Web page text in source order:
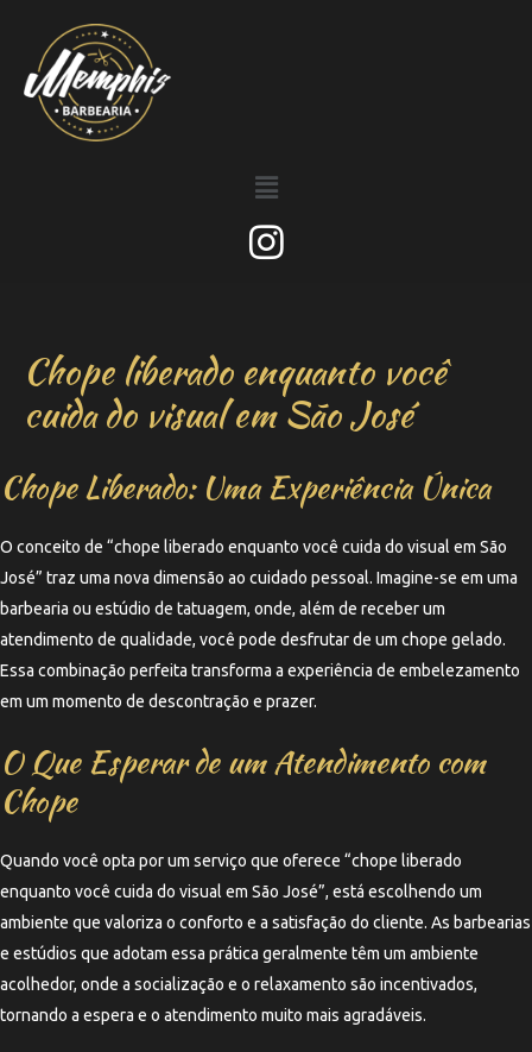
Chope liberado enquanto você
cuida do visual em São José
Chope Liberado: Uma Experiência Única
O conceito de “chope liberado enquanto você cuida do visual em São
José” traz uma nova dimensão ao cuidado pessoal. Imagine-se em uma
barbearia ou estúdio de tatuagem, onde, além de receber um
atendimento de qualidade, você pode desfrutar de um chope gelado.
Essa combinação perfeita transforma a experiência de embelezamento
em um momento de descontração e prazer.
O Que Esperar de um Atendimento com
Chope
Quando você opta por um serviço que oferece “chope liberado
enquanto você cuida do visual em São José”, está escolhendo um
ambiente que valoriza o conforto e a satisfação do cliente. As barbearias
e estúdios que adotam essa prática geralmente têm um ambiente
acolhedor, onde a socialização e o relaxamento são incentivados,
tornando a espera e o atendimento muito mais agradáveis.